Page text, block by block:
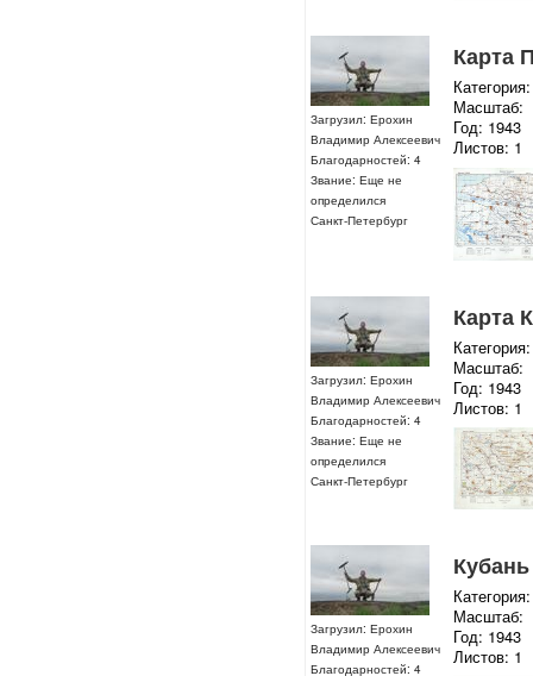
Загрузил: Ерохин
Владимир Алексеевич
Благодарностей: 4
Звание: Еще не
определился
Санкт-Петербург
Карта
Масштаб:
Год: 1943
Листов: 1
Загрузил: Ерохин
Владимир Алексеевич
Благодарностей: 4
Звание: Еще не
определился
Санкт-Петербург
Карта
Масштаб:
Год: 1943
Листов: 1
Загрузил: Ерохин
Владимир Алексеевич
Благодарностей: 4
Масштаб:
Год: 1943
Листов: 1